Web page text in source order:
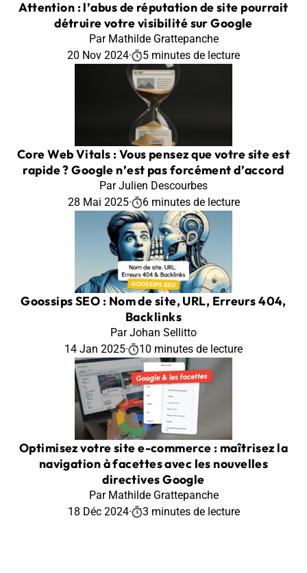
Attention : l’abus de réputation de site pourrait
détruire votre visibilité sur Google
Par Mathilde Grattepanche
20 Nov 2024· 5 minutes de lecture
Core Web Vitals : Vous pensez que votre site est
rapide ? Google n’est pas forcément d’accord
Par Julien Descourbes
28 Mai 2025· 6 minutes de lecture
Goossips SEO : Nom de site, URL, Erreurs 404,
Backlinks
Par Johan Sellitto
14 Jan 2025· 10 minutes de lecture
Optimisez votre site e-commerce : maîtrisez la
navigation à facettes avec les nouvelles
directives Google
Par Mathilde Grattepanche
18 Déc 2024· 3 minutes de lecture